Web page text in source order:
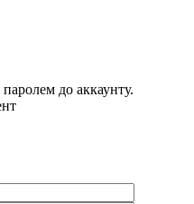
до аккаунту.